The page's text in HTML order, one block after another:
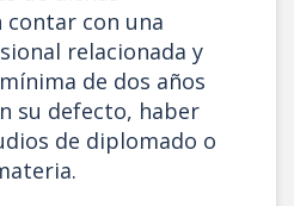
contar con una
relacionada y
de dos años
su defecto, haber
de diplomado o